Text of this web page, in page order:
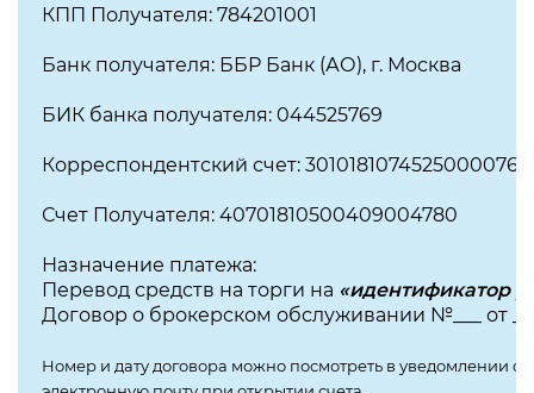
КПП Получателя: 784201001
Банк получателя: ББР Банк (АО), г. Москва
БИК банка получателя: 044525769
Корреспондентский счет: 30101810745250000769
Счет Получателя: 40701810500409004780
Назначение платежа:
Перевод средств на торги на «идентификатор
Договор о брокерском обслуживании №___ от ___
Номер и дату договора можно посмотреть в уведомлении о